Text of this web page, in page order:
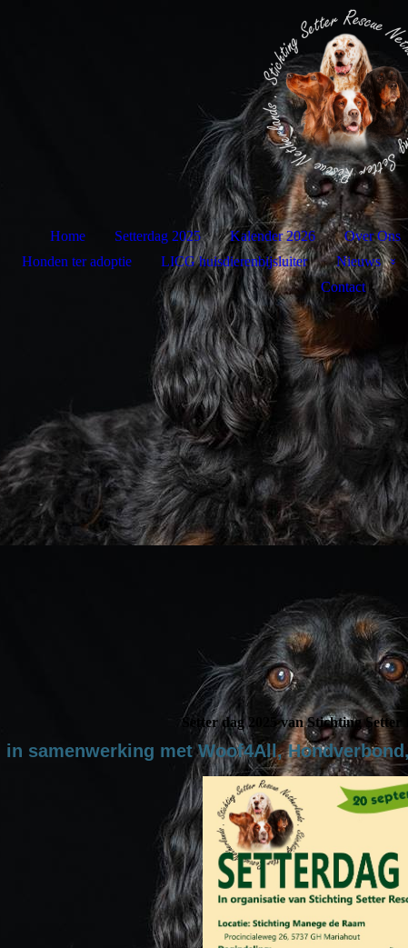
Home Setterdag 2025 Kalender 2026 Over Ons
Honden ter adoptie
LICG huisdierenbijsluiter Nieuws
Contact
Setter dag 2025 van Stichting Setter
in samenwerking met Woof4All,